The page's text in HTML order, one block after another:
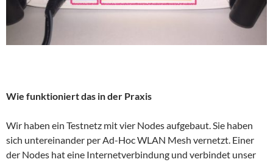
Wie funktioniert das in der Praxis
Wir haben ein Testnetz mit vier Nodes aufgebaut. Sie haben
sich untereinander per Ad-Hoc WLAN Mesh vernetzt. Einer
der Nodes hat eine Internetverbindung und verbindet unser